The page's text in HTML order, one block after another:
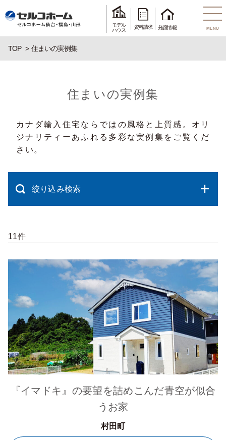
モデル
ハウス
資料請求 分譲情報 MENU
TOP 住まいの実例集
住まいの実例集
カナダ輸入住宅ならではの風格と上質感。オリ
ジナリティーあふれる多彩な実例集をご覧くだ
さい。
絞り込み検索
11件
『イマドキ』の要望を詰めこんだ青空が似合
うお家
村田町